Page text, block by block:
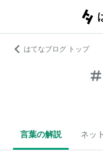
はてなブログ トップ
言葉の解説 ネッ